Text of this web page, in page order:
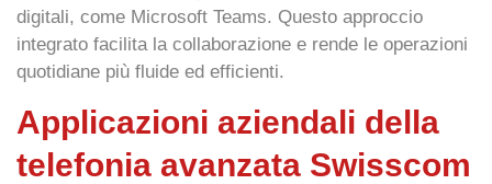
digitali, come Microsoft Teams. Questo approccio
integrato facilita la collaborazione e rende le operazioni
quotidiane più fluide ed efficienti.
Applicazioni aziendali della
telefonia avanzata Swisscom